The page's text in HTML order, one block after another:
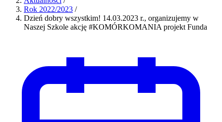
Rok 2022/2023 /
Dzień dobry wszystkim! 14.03.2023 r., organizujemy w
Naszej Szkole akcję #KOMÓRKOMANIA projekt Funda